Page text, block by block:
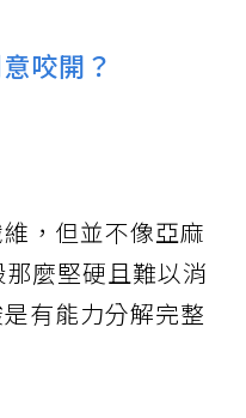
咬開？
，但並不像亞麻
麼堅硬且難以消
有能力分解完整